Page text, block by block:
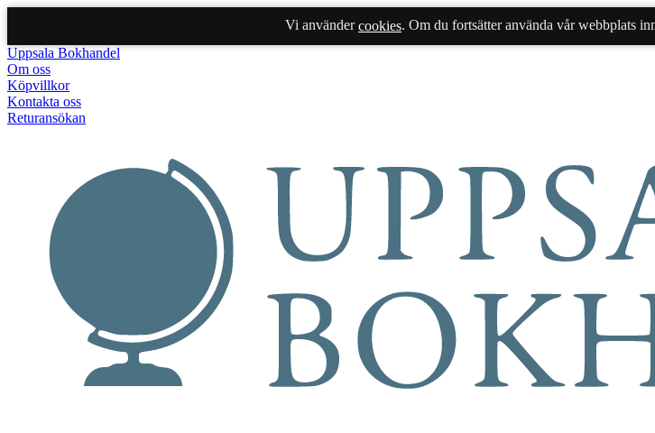
Vi användercookies. Om du fortsätter använda vår webbplats
Uppsala Bokhandel
Om oss
Köpvillkor
Kontakta oss
Returansökan